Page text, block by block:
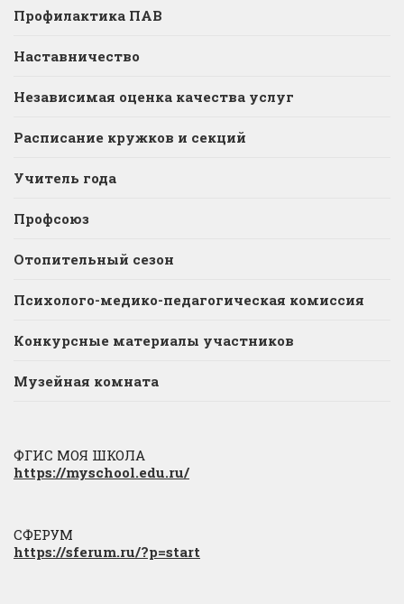
Профилактика ПАВ
Наставничество
Независимая оценка качества услуг
Расписание кружков и секций
Учитель года
Профсоюз
Отопительный сезон
Психолого-медико-педагогическая комиссия
Конкурсные материалы участников
Музейная комната
ФГИС МОЯ ШКОЛА
https://myschool.edu.ru/
СФЕРУМ
https://sferum.ru/?p=start